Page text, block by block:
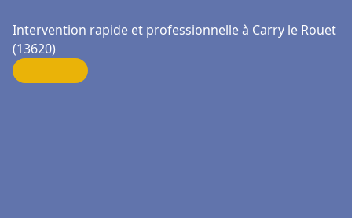
Intervention rapide et professionnelle à Carry le Rouet
(13620)